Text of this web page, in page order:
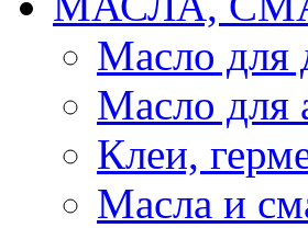
Масло для
Масло для
Клеи,
Масла и